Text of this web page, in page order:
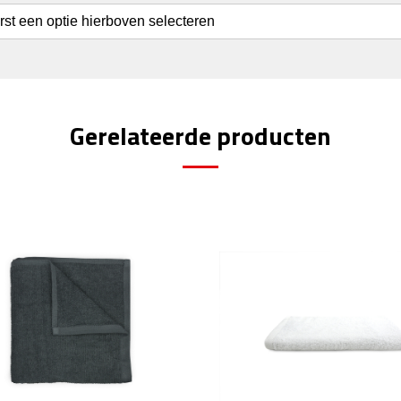
een optie hierboven selecteren
Gerelateerde producten